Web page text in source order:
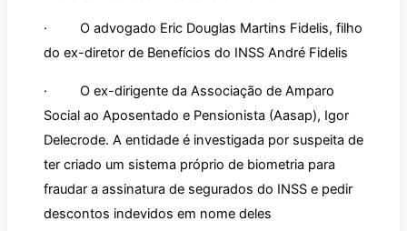
· O advogado Eric Douglas Martins Fidelis, filho
do ex-diretor de Benefícios do INSS André Fidelis
· O ex-dirigente da Associação de Amparo
Social ao Aposentado e Pensionista (Aasap), Igor
Delecrode. A entidade é investigada por suspeita de
ter criado um sistema próprio de biometria para
fraudar a assinatura de segurados do INSS e pedir
descontos indevidos em nome deles